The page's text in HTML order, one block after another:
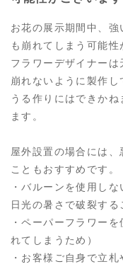
お花の展示期間中、
も崩れてしまう可能性
フラワーデザイナー
崩れないように製作し
うる作りにはできか
ます。
屋外設置の場合には
こともおすすめです。
・バルーンを使用し
日光の暑さで破裂する
・ペーパーフラワー
れてしまうため）
・お客様ご自身で立